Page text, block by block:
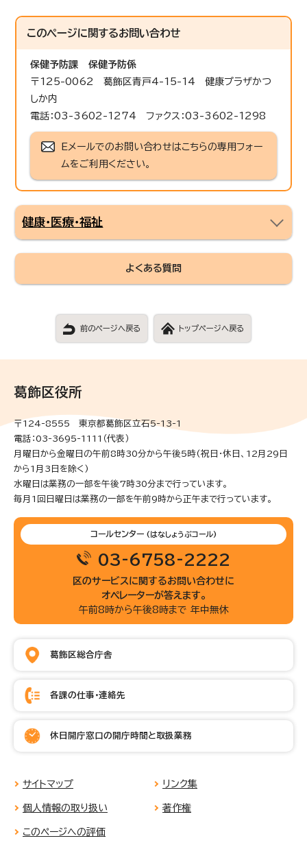
このページに関するお問い合わせ
保健予防課
保健予防係
〒125-0062 葛飾区青戸4-15-14 健康プラザかつ
しか内
電話：03-3602-1274 ファクス：03-3602-1298
Eメールでのお問い合わせはこちらの専用フォー
ムをご利用ください。
健康・医療・福祉
よくある質問
前のページへ戻る トップページへ戻る
葛飾区役所
〒124-8555 東京都葛飾区立石5-13-1
電話：03-3695-1111（代表）
月曜日から金曜日の午前8時30分から午後5時(祝日・休日、12月29日
から1月3日を除く)
水曜日は業務の一部を午後7時30分まで行っています。
毎月1回日曜日は業務の一部を午前9時から正午まで行っています。
コールセンター (はなしょうぶコール)
03-6758-2222
区のサービスに関するお問い合わせに
オペレーターが答えます。
午前8時から午後8時まで 年中無休
葛飾区総合庁舎
各課の仕事・連絡先
休日開庁窓口の開庁時間と取扱業務
サイトマップ リンク集
個人情報の取り扱い 著作権
このページへの評価